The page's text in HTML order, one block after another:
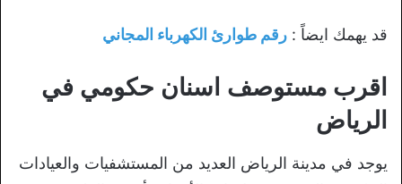
قد يهمك ايضاً : رقم طوارئ الكهرباء المجاني
اقرب مستوصف اسنان حكومي في
الرياض
يوجد في مدينة الرياض العديد من المستشفيات والعيادات